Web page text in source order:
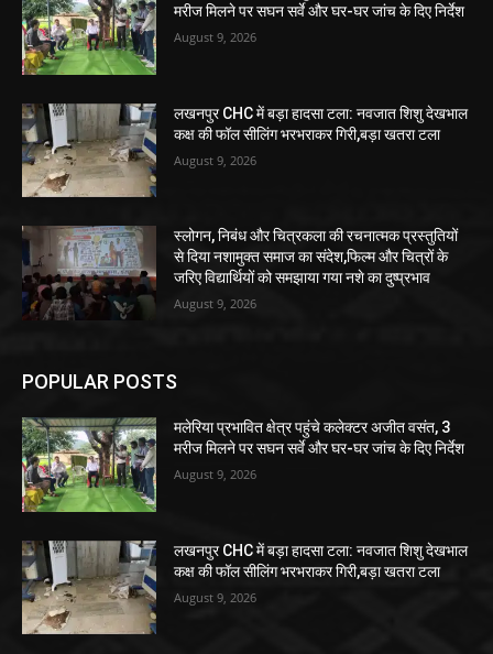
मरीज मिलने पर सघन सर्वे और घर-घर जांच के दिए निर्देश
August 9, 2026
लखनपुर CHC में बड़ा हादसा टला: नवजात शिशु देखभाल
कक्ष की फॉल सीलिंग भरभराकर गिरी,बड़ा खतरा टला
August 9, 2026
स्लोगन, निबंध और चित्रकला की रचनात्मक प्रस्तुतियों
से दिया नशामुक्त समाज का संदेश,फिल्म और चित्रों के
जरिए विद्यार्थियों को समझाया गया नशे का दुष्प्रभाव
August 9, 2026
POPULAR POSTS
मलेरिया प्रभावित क्षेत्र पहुंचे कलेक्टर अजीत वसंत, 3
मरीज मिलने पर सघन सर्वे और घर-घर जांच के दिए निर्देश
August 9, 2026
लखनपुर CHC में बड़ा हादसा टला: नवजात शिशु देखभाल
कक्ष की फॉल सीलिंग भरभराकर गिरी,बड़ा खतरा टला
August 9, 2026